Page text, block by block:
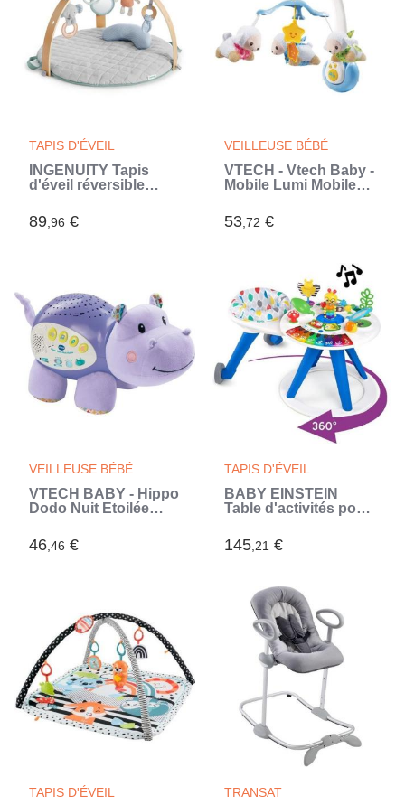
TAPIS D'ÉVEIL
INGENUITY Tapis
d'éveil réversible
- pliable, arche de jeu
en bois amovible, 5
89,96 €
VEILLEUSE BÉBÉ
VTECH - Vtech Baby -
Mobile Lumi Mobile
Bleu (Bleu)
53,72 €
VEILLEUSE BÉBÉ
VTECH BABY - Hippo
Dodo Nuit Etoilée
46,46 €
TAPIS D'ÉVEIL
BABY EINSTEIN
Table d'activités pour
4-en-1 Pivotant a 360°
sécurisé, cadeau
145,21 €
TAPIS D'ÉVEIL TRANSAT